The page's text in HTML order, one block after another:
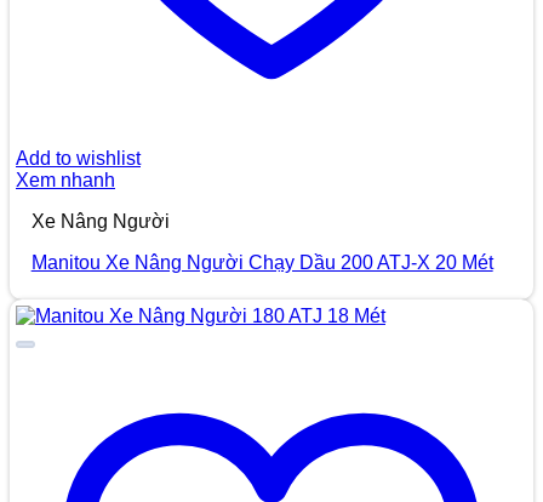
Add to wishlist
Xem nhanh
Xe Nâng Người
Manitou Xe Nâng Người Chạy Dầu 200 ATJ-X 20 Mét